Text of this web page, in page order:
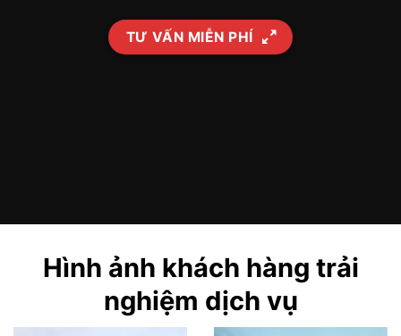
TƯ VẤN MIỄN PHÍ
Hình ảnh khách hàng trải
nghiệm dịch vụ